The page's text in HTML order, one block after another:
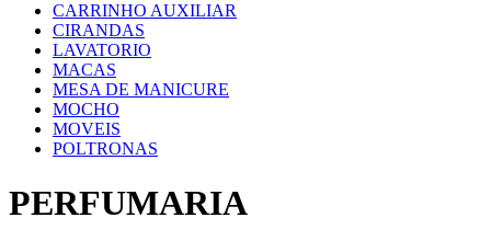
CARRINHO AUXILIAR
CIRANDAS
LAVATORIO
MACAS
MESA DE MANICURE
MOCHO
MOVEIS
POLTRONAS
PERFUMARIA